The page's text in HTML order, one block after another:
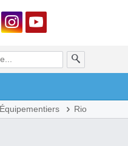
Équipementiers Rio